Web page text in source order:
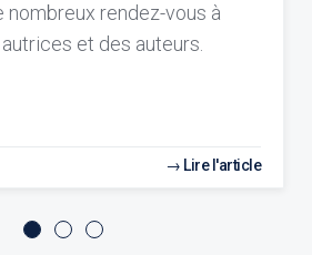
nombreux rendez-vous à
et des auteurs.
Lire l'article